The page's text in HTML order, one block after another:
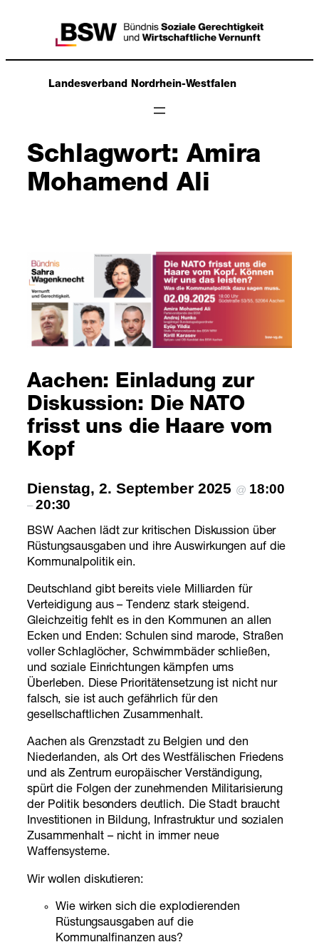
Landesverband Nordrhein-Westfalen
Schlagwort:Amira
Mohamend Ali
Aachen: Einladung zur
Diskussion: Die NATO
frisst uns die Haare vom
Kopf
Dienstag, 2. September 2025 @ 18:00
– 20:30
BSW Aachen lädt zur kritischen Diskussion über
Rüstungsausgaben und ihre Auswirkungen auf die
Kommunalpolitik ein.
Deutschland gibt bereits viele Milliarden für
Verteidigung aus – Tendenz stark steigend.
Gleichzeitig fehlt es in den Kommunen an allen
Ecken und Enden: Schulen sind marode, Straßen
voller Schlaglöcher, Schwimmbäder schließen,
und soziale Einrichtungen kämpfen ums
Überleben. Diese Prioritätensetzung ist nicht nur
falsch, sie ist auch gefährlich für den
gesellschaftlichen Zusammenhalt.
Aachen als Grenzstadt zu Belgien und den
Niederlanden, als Ort des Westfälischen Friedens
und als Zentrum europäischer Verständigung,
spürt die Folgen der zunehmenden Militarisierung
der Politik besonders deutlich. Die Stadt braucht
Investitionen in Bildung, Infrastruktur und sozialen
Zusammenhalt – nicht in immer neue
Waffensysteme.
Wir wollen diskutieren:
Wie wirken sich die explodierenden
Rüstungsausgaben auf die
Kommunalfinanzen aus?